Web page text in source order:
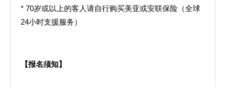
* 70岁或以上的客人请自行购买美亚或安联保险（全球
24小时支援服务）
【报名须知】